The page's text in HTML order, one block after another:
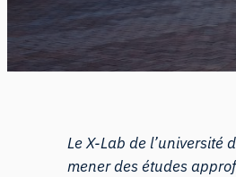
Le X-Lab de l’université
mener des études